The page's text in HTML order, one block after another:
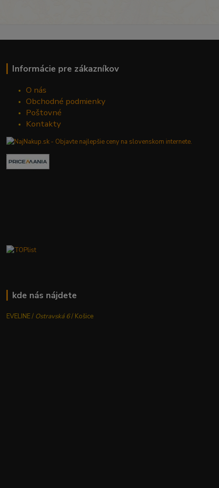
Informácie pre zákazníkov
O nás
Obchodné podmienky
Poštovné
Kontakty
kde nás nájdete
EVELINE / Ostravská 6/ Košice